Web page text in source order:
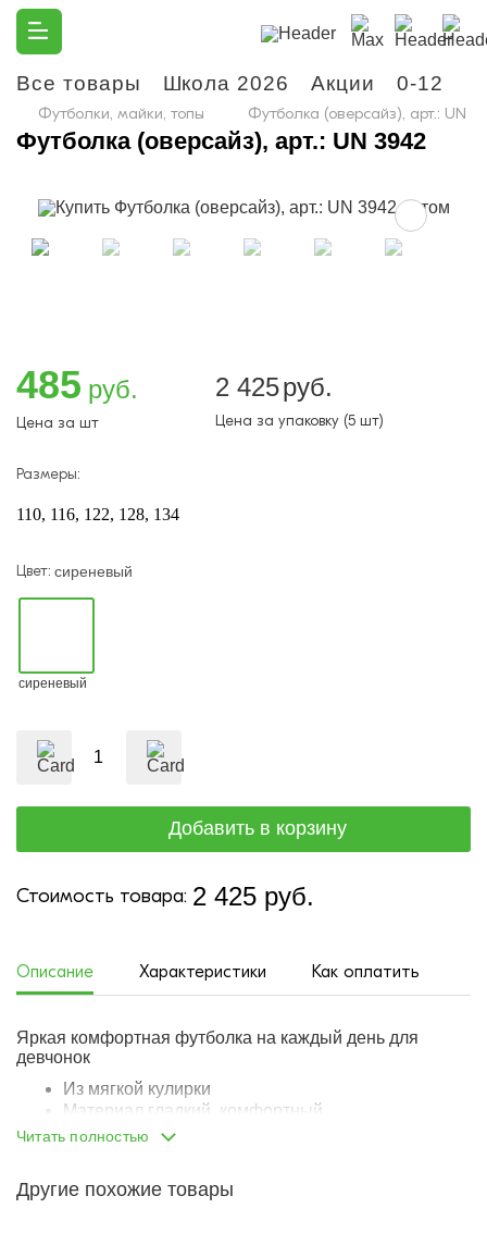
Все товары Школа 2026 Акции 0-12
Футболки, майки, топы Футболка (оверсайз), арт.: UN
Футболка (оверсайз), арт.: UN 3942
485 руб.
Цена за шт
2 425руб.
Цена за упаковку (5 шт)
Размеры:
110 116 122 128 134
Цвет: сиреневый
сиреневый
Стоимость товара: 2 425 руб.
Описание Характеристики Как оплатить
Яркая комфортная футболка на каждый день для
девчонок
Из мягкой кулирки
Материал гладкий, комфортный
Гипоаллергенный, дышит
Передняя часть изделия украшена принтом-
Читать полностью
Другие похожие товары